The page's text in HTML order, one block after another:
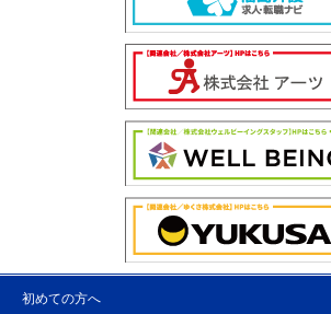
初めての方へ